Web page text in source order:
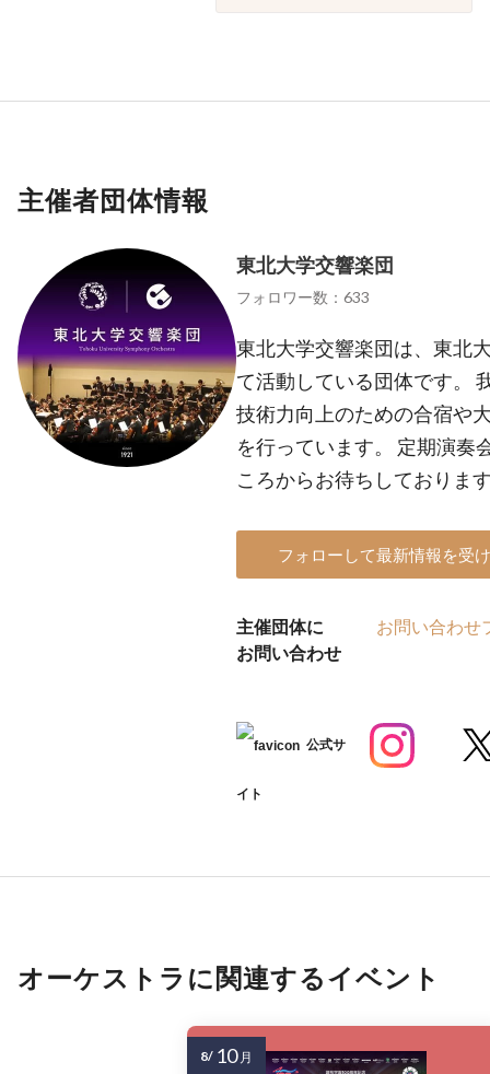
主催者団体情報
東北大学交響楽団
フォロワー数：633
東北大学交響楽団は、東北
て活動している団体です。
技術力向上のための合宿や
を行っています。 定期演奏
ころからお待ちしておりま
フォローして最新情報を受
主催団体に
お問い合わせ
お問い合わせ
公式サ
イト
オーケストラに関連するイベント
8/ 10 月